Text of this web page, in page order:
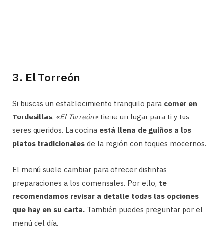
3. El Torreón
Si buscas un establecimiento tranquilo para comer en
Tordesillas, «El Torreón»tiene un lugar para ti y tus
seres queridos. La cocina está llena de guiños a los
platos tradicionales de la región con toques modernos.
El menú suele cambiar para ofrecer distintas
preparaciones a los comensales. Por ello, te
recomendamos revisar a detalle todas las opciones
que hay en su carta. También puedes preguntar por el
menú del día.